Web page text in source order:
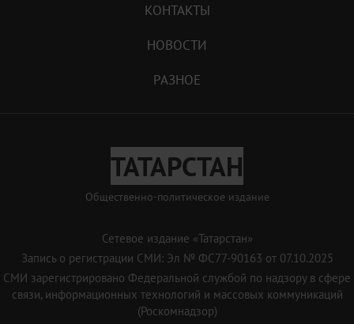
КОНТАКТЫ
НОВОСТИ
РАЗНОЕ
ТАТАРСТАН
Общественно-политическое издание
Сетевое издание «Татарстан»
Запись о регистрации СМИ: Эл № ФС77-90163 от 07.10.2025
СМИ зарегистрировано Федеральной службой по надзору в сфере
связи, информационных технологий и массовых коммуникаций
(Роскомнадзор)